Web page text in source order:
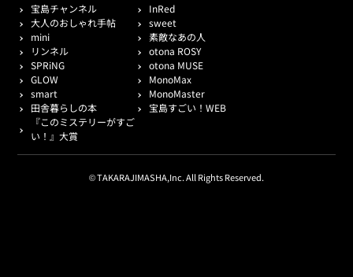
宝島チャンネル
InRed
大人のおしゃれ手帖
sweet
mini
素敵なあの人
リンネル
otona ROSY
SPRiNG
otona MUSE
GLOW
MonoMax
smart
MonoMaster
田舎暮らしの本
宝島すごい！WEB
『このミステリーがすご
い！』大賞
© TAKARAJIMASHA,Inc. All Rights Reserved.